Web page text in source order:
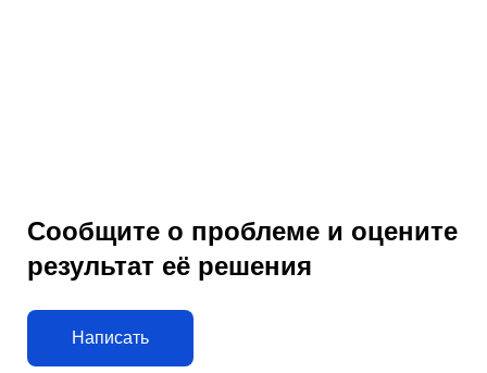
Сообщите о проблеме и оцените
результат её решения
Написать